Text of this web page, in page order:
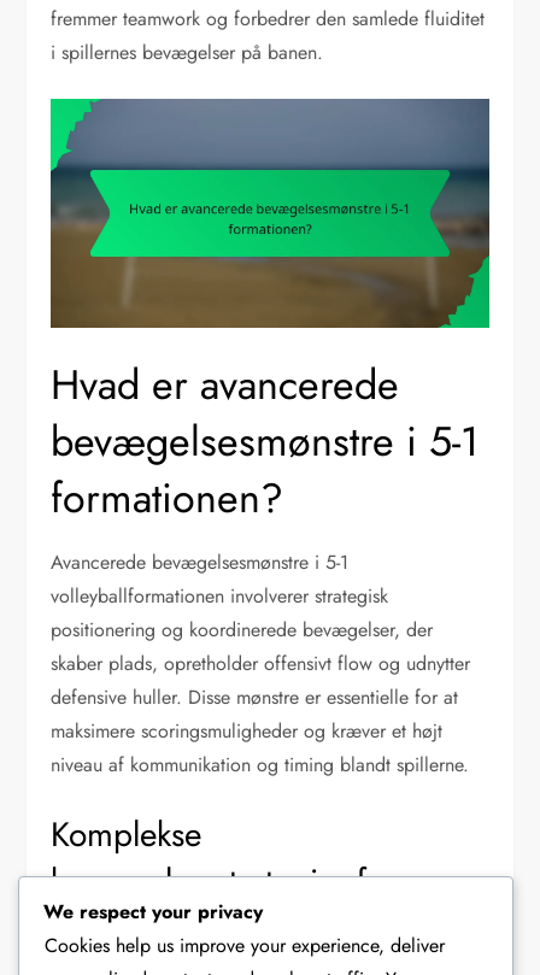
fremmer teamwork og forbedrer den samlede fluiditet
i spillernes bevægelser på banen.
Hvad er avancerede
bevægelsesmønstre i 5-1
formationen?
Avancerede bevægelsesmønstre i 5-1
volleyballformationen involverer strategisk
positionering og koordinerede bevægelser, der
skaber plads, opretholder offensivt flow og udnytter
defensive huller. Disse mønstre er essentielle for at
maksimere scoringsmuligheder og kræver et højt
niveau af kommunikation og timing blandt spillerne.
Komplekse
bevægelsesstrategier for
erfarne spillere
We respect your privacy
Cookies help us improve your experience, deliver